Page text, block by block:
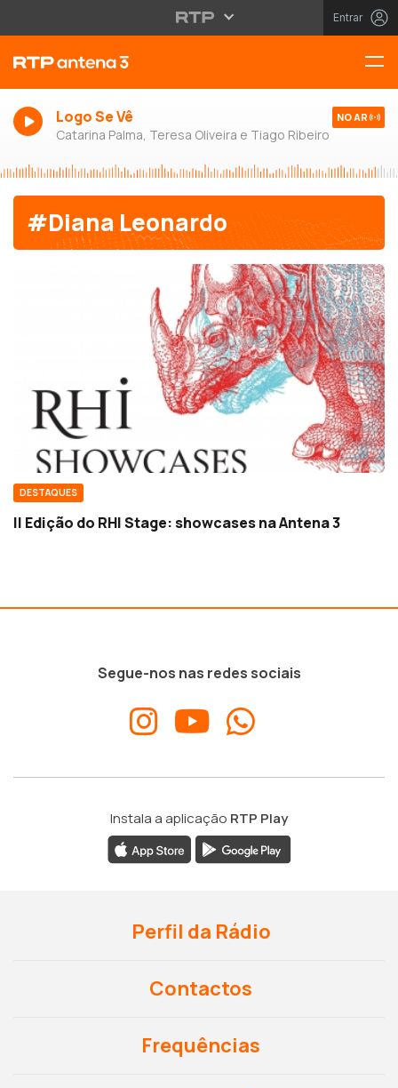
Entrar
Logo Se Vê
Catarina Palma, Teresa Oliveira e Tiago Ribeiro
NO AR
#Diana Leonardo
DESTAQUES
II Edição do RHI Stage: showcases na Antena 3
Segue-nos nas redes sociais
Instala a aplicação RTP Play
Perfil da Rádio
Contactos
Frequências